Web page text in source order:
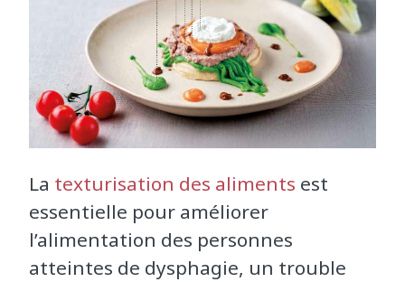
La texturisation des aliments est
essentielle pour améliorer
l’alimentation des personnes
atteintes de dysphagie, un trouble